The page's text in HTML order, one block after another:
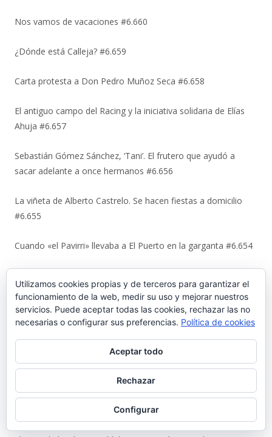
Nos vamos de vacaciones #6.660
¿Dónde está Calleja? #6.659
Carta protesta a Don Pedro Muñoz Seca #6.658
El antiguo campo del Racing y la iniciativa solidaria de Elías
Ahuja #6.657
Sebastián Gómez Sánchez, ‘Tani’. El frutero que ayudó a
sacar adelante a once hermanos #6.656
La viñeta de Alberto Castrelo. Se hacen fiestas a domicilio
#6.655
Cuando «el Pavirri» llevaba a El Puerto en la garganta #6.654
centro histórico que El Puerto estaba perdiendo #6.653
Urbaluz, cuando El Puerto se vistió la americana #6.652
Los últimos coletazos de una enseñanza basada en el miedo
#6.651
En 1970, bendición de los espigones de Poniente y Levante
Utilizamos cookies propias y de terceros para garantizar el
funcionamiento de la web, medir su uso y mejorar nuestros
servicios. Puede aceptar todas las cookies, rechazar las no
necesarias o configurar sus preferencias. Política de cookies
Aceptar todo
Rechazar
Configurar